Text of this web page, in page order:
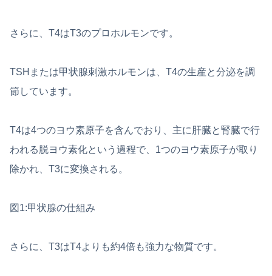
さらに、T4はT3のプロホルモンです。
TSHまたは甲状腺刺激ホルモンは、T4の生産と分泌を調
節しています。
T4は4つのヨウ素原子を含んでおり、主に肝臓と腎臓で行
われる脱ヨウ素化という過程で、1つのヨウ素原子が取り
除かれ、T3に変換される。
図1:甲状腺の仕組み
さらに、T3はT4よりも約4倍も強力な物質です。